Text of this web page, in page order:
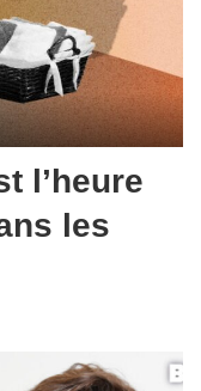
l’heure
les